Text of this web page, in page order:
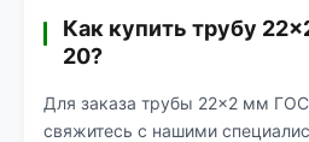
Как купить трубу
20?
Для заказа трубы 22×2 мм
свяжитесь с нашими